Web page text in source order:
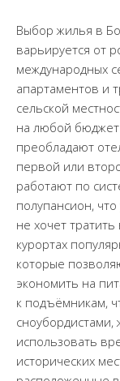
Выбор жилья в
варьируется от
международных
апартаментов и
сельской
на любой бюджет
преобладают
первой или
работают по
полупансион,
не хочет
курортах
которые
экономить на
к подъёмникам,
использовать
исторических